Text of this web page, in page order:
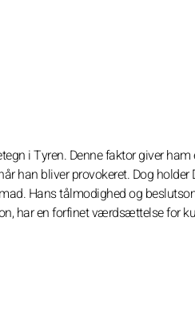
i Tyren. Denne faktor giver
han bliver provokeret. Dog
Hans tålmodighed og
har en forfinet værdsættelse for